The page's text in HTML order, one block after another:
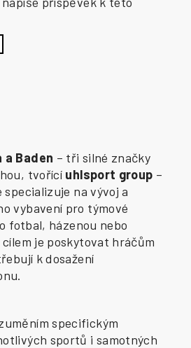
a Baden – tři silné značky
tvořící uhlsport group –
na vývoj a
vybavení pro týmové
fotbal, házenou nebo
je poskytovat hráčům
k dosažení
specifickým
sportů i samotných